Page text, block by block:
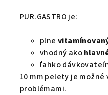
PUR.GASTRO je:
plne
vhodný ako
ľahko
10 mm pelety je
problémami.